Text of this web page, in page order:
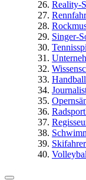
Reality-
Singer-
Skifahrer